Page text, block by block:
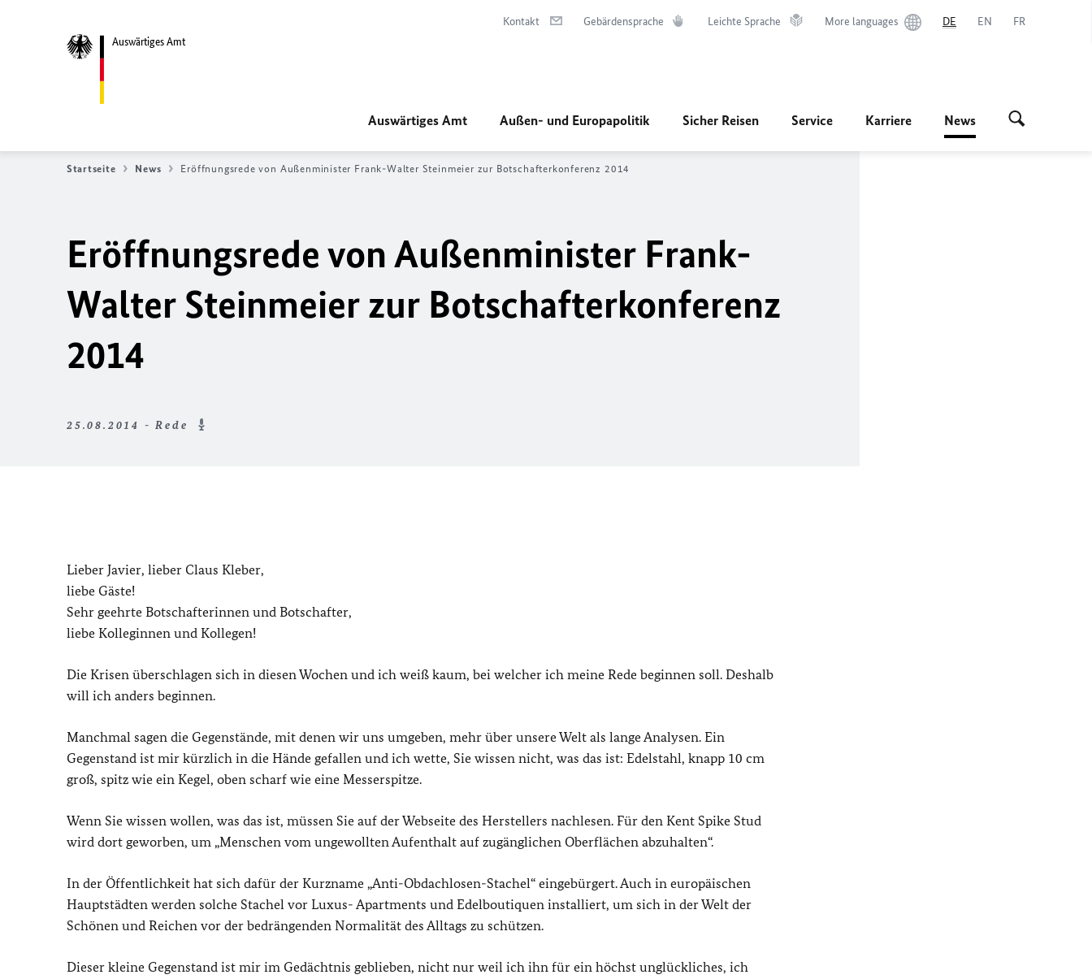
Auswärtiges Amt
Kontakt Gebärdensprache Leichte Sprache More languages DE EN FR
Auswärtiges Amt Außen- und Europapolitik Sicher Reisen Service Karriere News
Startseite News Eröffnungsrede von Außenminister Frank-Walter Steinmeier zur Botschafterkonferenz 2014
Eröffnungsrede von Außenminister Frank-
Walter Steinmeier zur Botschafterkonferenz
2014
25.08.2014 - Rede
Lieber Javier, lieber Claus Kleber,
liebe Gäste!
Sehr geehrte Botschafterinnen und Botschafter,
liebe Kolleginnen und Kollegen!
Die Krisen überschlagen sich in diesen Wochen und ich weiß kaum, bei welcher ich meine Rede beginnen soll. Deshalb
will ich anders beginnen.
Manchmal sagen die Gegenstände, mit denen wir uns umgeben, mehr über unsere Welt als lange Analysen. Ein
Gegenstand ist mir kürzlich in die Hände gefallen und ich wette, Sie wissen nicht, was das ist: Edelstahl, knapp 10 cm
groß, spitz wie ein Kegel, oben scharf wie eine Messerspitze.
Wenn Sie wissen wollen, was das ist, müssen Sie auf der Webseite des Herstellers nachlesen. Für den Kent Spike Stud
wird dort geworben, um „Menschen vom ungewollten Aufenthalt auf zugänglichen Oberflächen abzuhalten“.
In der Öffentlichkeit hat sich dafür der Kurzname „Anti-Obdachlosen-Stachel“ eingebürgert. Auch in europäischen
Hauptstädten werden solche Stachel vor Luxus- Apartments und Edelboutiquen installiert, um sich in der Welt der
Schönen und Reichen vor der bedrängenden Normalität des Alltags zu schützen.
Dieser kleine Gegenstand ist mir im Gedächtnis geblieben, nicht nur weil ich ihn für ein höchst unglückliches, ich